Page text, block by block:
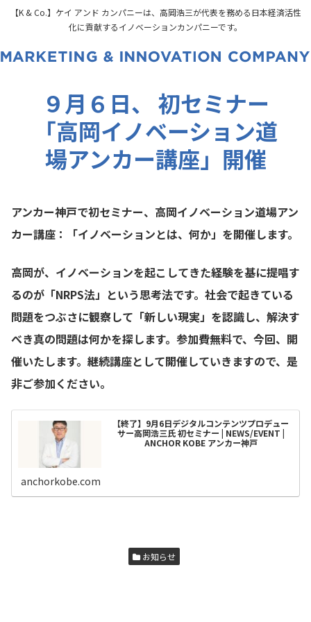
【K & Co.】ケイ アンド カンパニーは、高岡浩三が代表を務める日本経済活性
化に貢献するイノベーションカンパニーです。
９月６日、 初セミナー
「高岡イノベーション道
場アンカー講座」開催
アンカー神戸で初セミナー、高岡イノベーション道場アン
カー講座：「イノベーションとは、何か」を開催します。
高岡が、イノベーションを起こしてきた経験を基に提唱す
るのが「NRPS法」という思考法です。社会で起きている
問題をつぶさに観察して「新しい現実」を認識し、解決す
べき真の問題は何かを探します。参加費無料で、今回、開
催いたします。継続講座として開催していきますので、是
非ご参加ください。
【終了】9月6日デジタルコンテンツプロデュー
サー高岡浩三氏 初セミナー | NEWS/EVENT |
ANCHOR KOBE アンカー神戸
anchorkobe.com
お知らせ